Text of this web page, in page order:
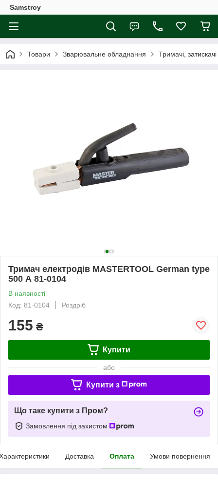
Samstroy
Товари Зварювальне обладнання Тримачі, затискачі
Тримач електродів MASTERTOOL German type
500 А 81-0104
В наявності
Код: 81-0104
Роздріб
155 ₴
Купити
або
Купити з
Що таке купити з Пром?
Замовлення під захистом
Доставка Оплата Умови повернення